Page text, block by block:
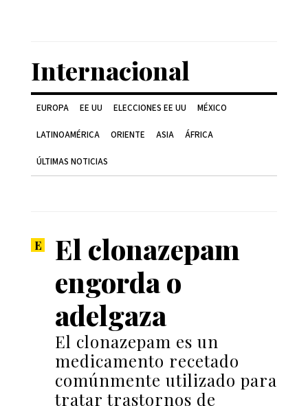
Internacional
EUROPA EE UU ELECCIONES EE UU MÉXICO
LATINOAMÉRICA ORIENTE ASIA ÁFRICA
ÚLTIMAS NOTICIAS
El clonazepam
engorda o
adelgaza
El clonazepam es un
medicamento recetado
comúnmente utilizado para
tratar trastornos de